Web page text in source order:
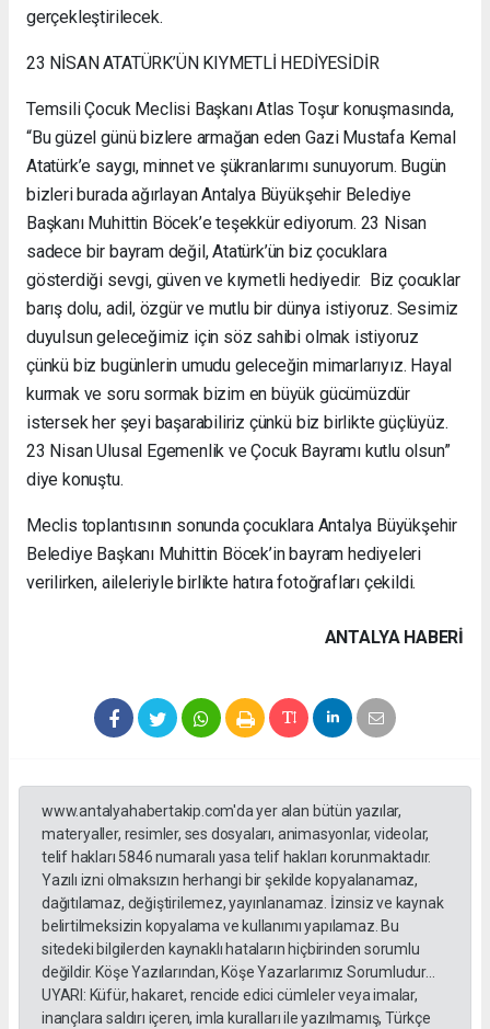
gerçekleştirilecek.
23 NİSAN ATATÜRK’ÜN KIYMETLİ HEDİYESİDİR
Temsili Çocuk Meclisi Başkanı Atlas Toşur konuşmasında,
“Bu güzel günü bizlere armağan eden Gazi Mustafa Kemal
Atatürk’e saygı, minnet ve şükranlarımı sunuyorum. Bugün
bizleri burada ağırlayan Antalya Büyükşehir Belediye
Başkanı Muhittin Böcek’e teşekkür ediyorum. 23 Nisan
sadece bir bayram değil, Atatürk’ün biz çocuklara
gösterdiği sevgi, güven ve kıymetli hediyedir. Biz çocuklar
barış dolu, adil, özgür ve mutlu bir dünya istiyoruz. Sesimiz
duyulsun geleceğimiz için söz sahibi olmak istiyoruz
çünkü biz bugünlerin umudu geleceğin mimarlarıyız. Hayal
kurmak ve soru sormak bizim en büyük gücümüzdür
istersek her şeyi başarabiliriz çünkü biz birlikte güçlüyüz.
23 Nisan Ulusal Egemenlik ve Çocuk Bayramı kutlu olsun”
diye konuştu.
Meclis toplantısının sonunda çocuklara Antalya Büyükşehir
Belediye Başkanı Muhittin Böcek’in bayram hediyeleri
verilirken, aileleriyle birlikte hatıra fotoğrafları çekildi.
ANTALYA HABERİ
www.antalyahabertakip.com'da yer alan bütün yazılar,
materyaller, resimler, ses dosyaları, animasyonlar, videolar,
telif hakları 5846 numaralı yasa telif hakları korunmaktadır.
Yazılı izni olmaksızın herhangi bir şekilde kopyalanamaz,
dağıtılamaz, değiştirilemez, yayınlanamaz. İzinsiz ve kaynak
belirtilmeksizin kopyalama ve kullanımı yapılamaz. Bu
sitedeki bilgilerden kaynaklı hataların hiçbirinden sorumlu
değildir. Köşe Yazılarından, Köşe Yazarlarımız Sorumludur...
UYARI: Küfür, hakaret, rencide edici cümleler veya imalar,
inançlara saldırı içeren, imla kuralları ile yazılmamış, Türkçe